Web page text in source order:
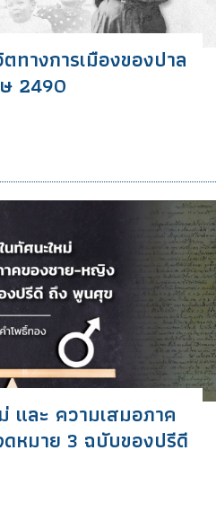
ทางการเมืองของปาล
2490
และ ความเสมอภาค
หมาย 3 ฉบับของปรีดี